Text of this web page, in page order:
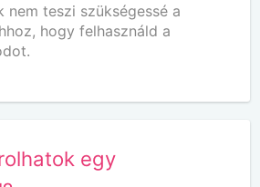
nem teszi szükségessé a
hogy felhasználd a
egy